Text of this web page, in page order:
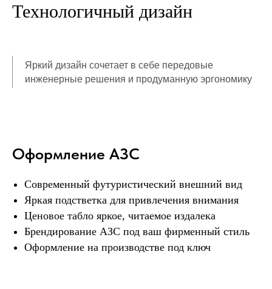
Технологичный дизайн
Яркий дизайн сочетает в себе передовые
инженерные решения и продуманную эргономику
Оформление АЗС
Современный футуристический внешний вид
Яркая подстветка для привлечения внимания
Ценовое табло яркое, читаемое издалека
Брендирование АЗС под ваш фирменный стиль
Оформление на производстве под ключ